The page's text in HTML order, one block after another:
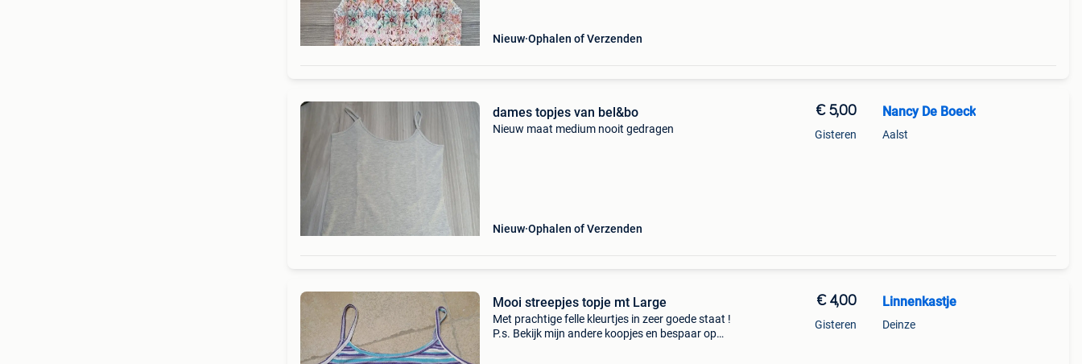
Nieuw Ophalen of Verzenden
dames topjes van bel&bo
Nieuw maat medium nooit gedragen
Nieuw Ophalen of Verzenden
€ 5,00
Gisteren
Nancy De Boeck
Aalst
Mooi streepjes topje mt Large
Met prachtige felle kleurtjes in zeer goede staat !
P.s. Bekijk mijn andere koopjes en bespaar op
€ 4,00
Gisteren
Linnenkastje
Deinze